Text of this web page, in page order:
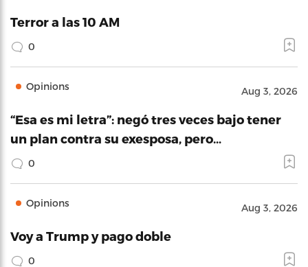
Terror a las 10 AM
0
Opinions Aug 3, 2026
“Esa es mi letra”: negó tres veces bajo tener
un plan contra su exesposa, pero…
0
Opinions Aug 3, 2026
Voy a Trump y pago doble
0